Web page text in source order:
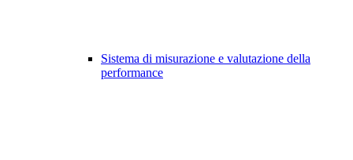
Sistema di misurazione e valutazione della
performance